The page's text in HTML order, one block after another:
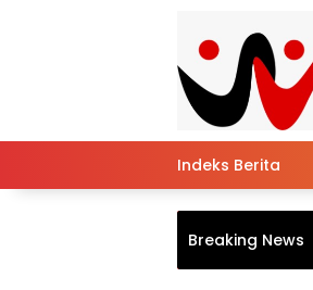
Indeks Berita
Breaking News